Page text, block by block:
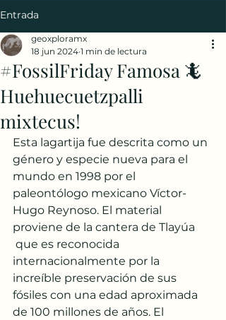
Entrada
#FossilFriday Famosa 🦎
Huehuecuetzpalli
mixtecus!
geoxploramx
18 jun 2024 1 min de lectura
Esta lagartija fue descrita como un
género y especie nueva para el
mundo en 1998 por el
paleontólogo mexicano Víctor-
Hugo Reynoso. El material
proviene de la cantera de Tlayúa
que es reconocida
internacionalmente por la
increíble preservación de sus
fósiles con una edad aproximada
de 100 millones de años. El